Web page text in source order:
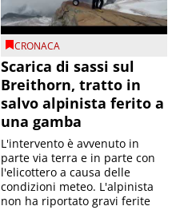
CRONACA
Scarica di sassi sul
Breithorn, tratto in
salvo alpinista ferito a
una gamba
L'intervento è avvenuto in
parte via terra e in parte con
l'elicottero a causa delle
condizioni meteo. L'alpinista
non ha riportato gravi ferite